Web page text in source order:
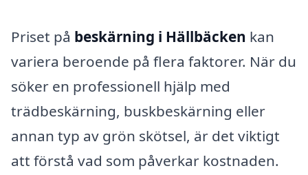
Priset på beskärning i Hällbäcken kan
variera beroende på flera faktorer. När du
söker en professionell hjälp med
trädbeskärning, buskbeskärning eller
annan typ av grön skötsel, är det viktigt
att förstå vad som påverkar kostnaden.